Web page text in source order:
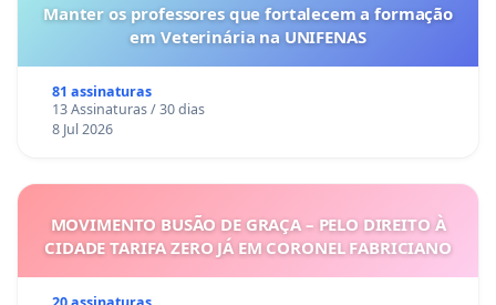
Manter os professores que fortalecem a formação
em Veterinária na UNIFENAS
81 assinaturas
13 Assinaturas / 30 dias
8 Jul 2026
MOVIMENTO BUSÃO DE GRAÇA – PELO DIREITO À
CIDADE TARIFA ZERO JÁ EM CORONEL FABRICIANO